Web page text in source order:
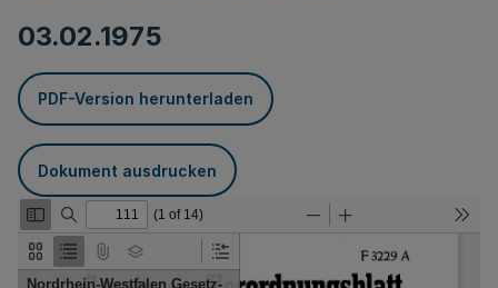
03.02.1975
PDF-Version herunterladen
Dokument ausdrucken